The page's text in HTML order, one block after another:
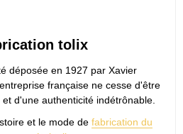
tolix
déposée en 1927 par Xavier
française ne cesse d'être
d'une authenticité indétrônable.
et le mode de fabrication du